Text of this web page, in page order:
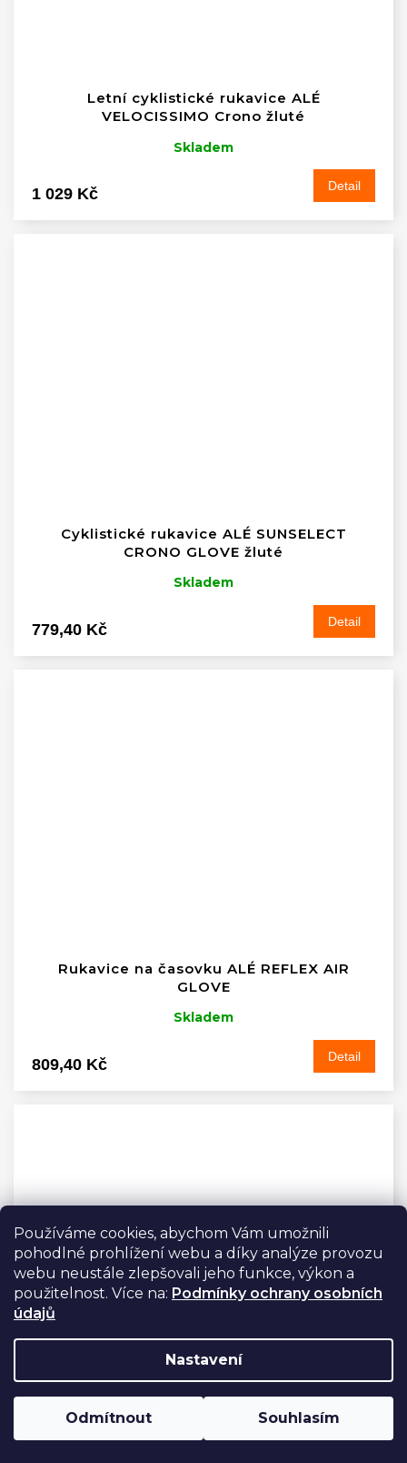
Používáme cookies, abychom Vám umožnili
pohodlné prohlížení webu a díky analýze provozu
webu neustále zlepšovali jeho funkce, výkon a
použitelnost. Více na: Podmínky ochrany osobních
údajů
Nastavení
Odmítnout Souhlasím
Letní cyklistické rukavice ALÉ
VELOCISSIMO Crono žluté
Skladem
1 029 Kč Detail
Cyklistické rukavice ALÉ SUNSELECT
CRONO GLOVE žluté
Skladem
779,40 Kč Detail
Rukavice na časovku ALÉ REFLEX AIR
GLOVE
Skladem
809,40 Kč Detail
Cyklistické rukavice ALÉ AIR GLOVE žluté
Skladem